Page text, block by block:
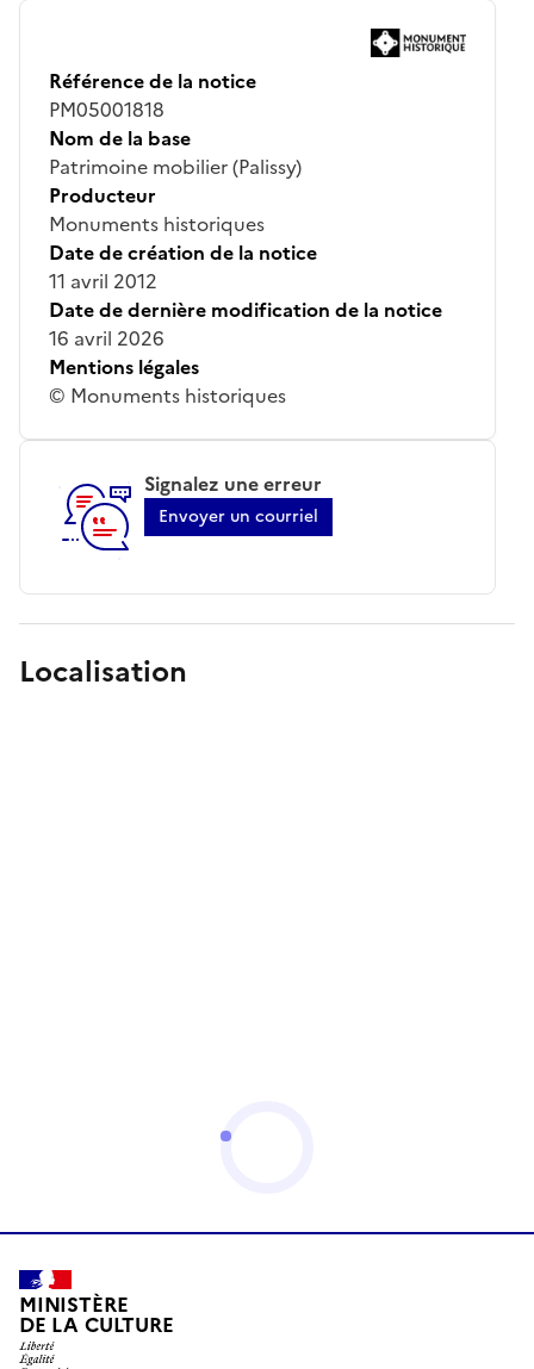
Référence de la notice
PM05001818
Nom de la base
Patrimoine mobilier (Palissy)
Producteur
Monuments historiques
Date de création de la notice
11 avril 2012
Date de dernière modification de la notice
16 avril 2026
Mentions légales
© Monuments historiques
Signalez une erreur
Envoyer un courriel
Localisation
MINISTÈRE
DE LA CULTURE